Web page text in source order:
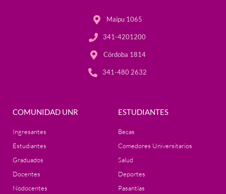
Maipu 1065
341-4201200
Córdoba 1814
341-480 2632
COMUNIDAD UNR
Ingresantes
Estudiantes
Graduados
Docentes
Nodocentes
ESTUDIANTES
Becas
Comedores Universitarios
Salud
Deportes
Pasantías